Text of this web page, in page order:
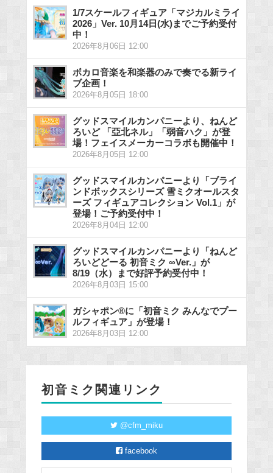
1/7スケールフィギュア「マジカルミライ
2026」Ver. 10月14日(水)までご予約受付
中！
2026年8月06日 12:00
ボカロ音楽を和楽器のみで奏でる新ライ
ブ企画！
2026年8月05日 18:00
グッドスマイルカンパニーより、ねんど
ろいど 「亞北ネル」「弱音ハク」が登
場！フェイスメーカーコラボも開催中！
2026年8月05日 12:00
グッドスマイルカンパニーより「ブライ
ンドボックスシリーズ 雪ミクオールスタ
ーズ フィギュアコレクション Vol.1」が
登場！ご予約受付中！
2026年8月04日 12:00
グッドスマイルカンパニーより「ねんど
ろいどどーる 初音ミク ∞Ver.」が
8/19（水）まで好評予約受付中！
2026年8月03日 15:00
ガシャポン®に「初音ミク みんなでプー
ルフィギュア」が登場！
2026年8月03日 12:00
初音ミク関連リンク
@cfm_miku
facebook